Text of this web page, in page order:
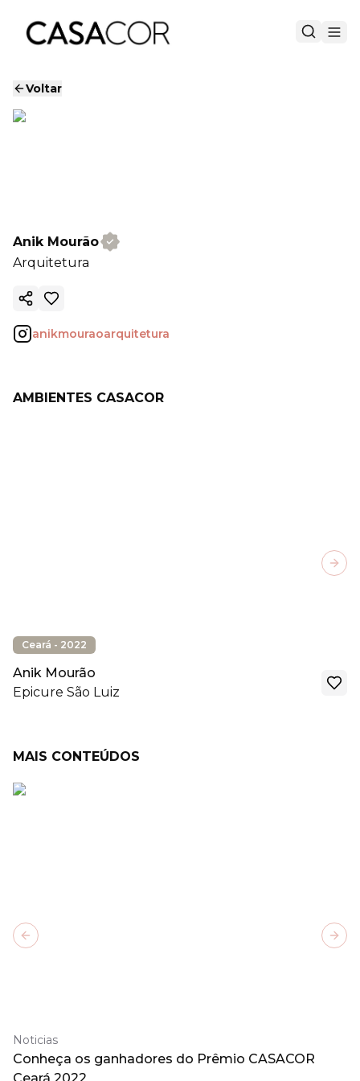
Voltar
Anik Mourão
Arquitetura
Copiar link
anikmouraoarquitetura
AMBIENTES CASACOR
Ceará - 2022
Anik Mourão
Epicure São Luiz
MAIS CONTEÚDOS
Noticias
Conheça os ganhadores do Prêmio CASACOR
Previous slide